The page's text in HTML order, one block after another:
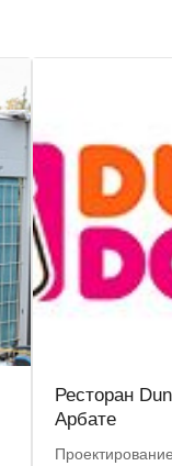
Ресторан
Арбате